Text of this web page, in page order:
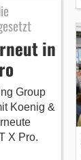
in
Group
Koenig &
X Pro.